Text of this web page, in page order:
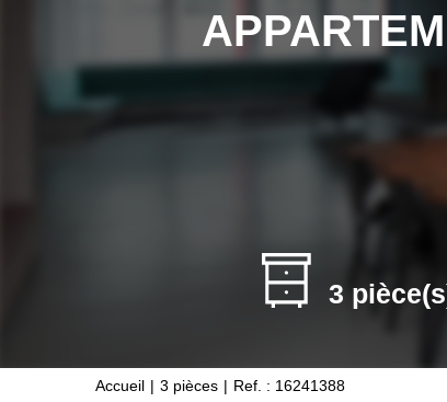
3
Accueil 3 pièces Ref. : 16241388